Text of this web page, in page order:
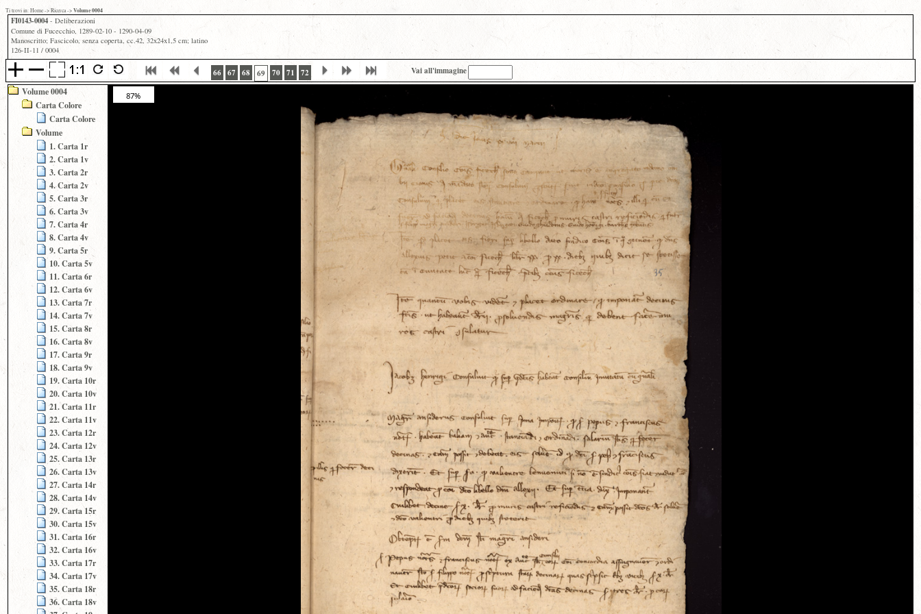
Ti trovi in: Home-> Ricerca-> Volume 0004
FI0143-0004- Deliberazioni
Comune di Fucecchio, 1289-02-10 - 1290-04-09
Manoscritto; Fascicolo, senza coperta, cc.42, 32x24x1,5 cm; latino
126-II-11 / 0004
66 67 68 69 70 71 72 Vai all'immagine
Volume 0004
Carta Colore
Carta Colore
Volume
1. Carta 1r
2. Carta 1v
3. Carta 2r
4. Carta 2v
5. Carta 3r
6. Carta 3v
7. Carta 4r
8. Carta 4v
9. Carta 5r
10. Carta 5v
11. Carta 6r
12. Carta 6v
13. Carta 7r
14. Carta 7v
15. Carta 8r
16. Carta 8v
17. Carta 9r
18. Carta 9v
19. Carta 10r
20. Carta 10v
21. Carta 11r
22. Carta 11v
23. Carta 12r
24. Carta 12v
25. Carta 13r
26. Carta 13v
27. Carta 14r
28. Carta 14v
29. Carta 15r
30. Carta 15v
31. Carta 16r
32. Carta 16v
33. Carta 17r
34. Carta 17v
35. Carta 18r
36. Carta 18v
87%